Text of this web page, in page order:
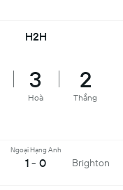
H2H
3
Hoà
2
Thắng
Ngoại Hạng Anh
1 - 0 Brighton